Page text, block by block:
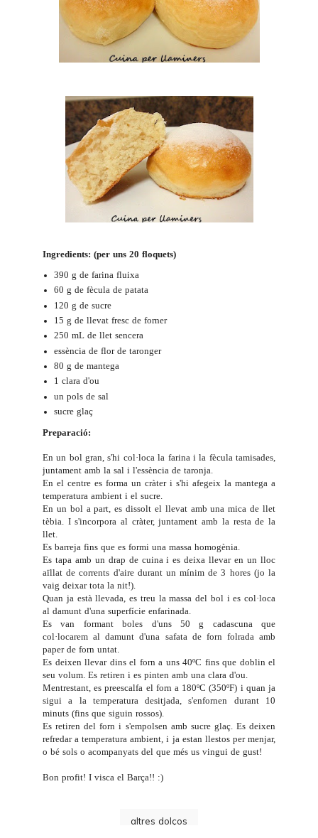
Ingredients: (per uns 20 floquets)
390 g de farina fluixa
60 g de fècula de patata
120 g de sucre
15 g de llevat fresc de forner
250 mL de llet sencera
essència de flor de taronger
80 g de mantega
1 clara d'ou
un pols de sal
sucre glaç
Preparació:
En un bol gran, s'hi col·loca la farina i la fècula tamisades,
juntament amb la sal i l'essència de taronja.
En el centre es forma un cràter i s'hi afegeix la mantega a
temperatura ambient i el sucre.
En un bol a part, es dissolt el llevat amb una mica de llet
tèbia. I s'incorpora al cràter, juntament amb la resta de la
llet.
Es barreja fins que es formi una massa homogènia.
Es tapa amb un drap de cuina i es deixa llevar en un lloc
aïllat de corrents d'aire durant un mínim de 3 hores (jo la
vaig deixar tota la nit!).
Quan ja està llevada, es treu la massa del bol i es col·loca
al damunt d'una superfície enfarinada.
Es van formant boles d'uns 50 g cadascuna que
col·locarem al damunt d'una safata de forn folrada amb
paper de forn untat.
Es deixen llevar dins el forn a uns 40ºC fins que doblin el
seu volum. Es retiren i es pinten amb una clara d'ou.
Mentrestant, es preescalfa el forn a 180ºC (350ºF) i quan ja
sigui a la temperatura desitjada, s'enfornen durant 10
minuts (fins que siguin rossos).
Es retiren del forn i s'empolsen amb sucre glaç. Es deixen
refredar a temperatura ambient, i ja estan llestos per menjar,
o bé sols o acompanyats del que més us vingui de gust!
Bon profit! I visca el Barça!! :)
altres dolços